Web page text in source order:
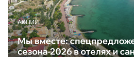
АКЦИИ
Мы вместе:
сезона-2026 в отелях и